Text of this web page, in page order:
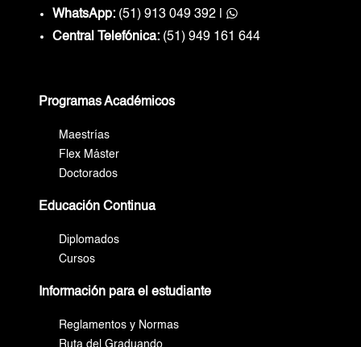
WhatsApp: (51) 913 049 392
Central Telefónica: (51) 949 161 644
Programas Académicos
Maestrías
Flex Máster
Doctorados
Educación Continua
Diplomados
Cursos
Información para el estudiante
Reglamentos y Normas
Ruta del Graduando